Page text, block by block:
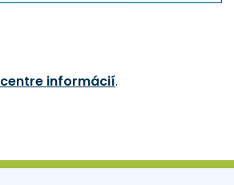
centre informácií.